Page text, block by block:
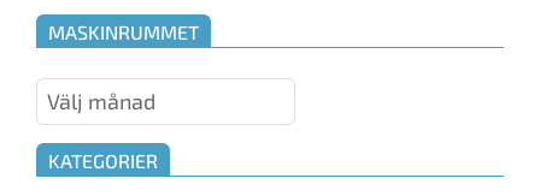
MASKINRUMMET
Maskinrummet
KATEGORIER